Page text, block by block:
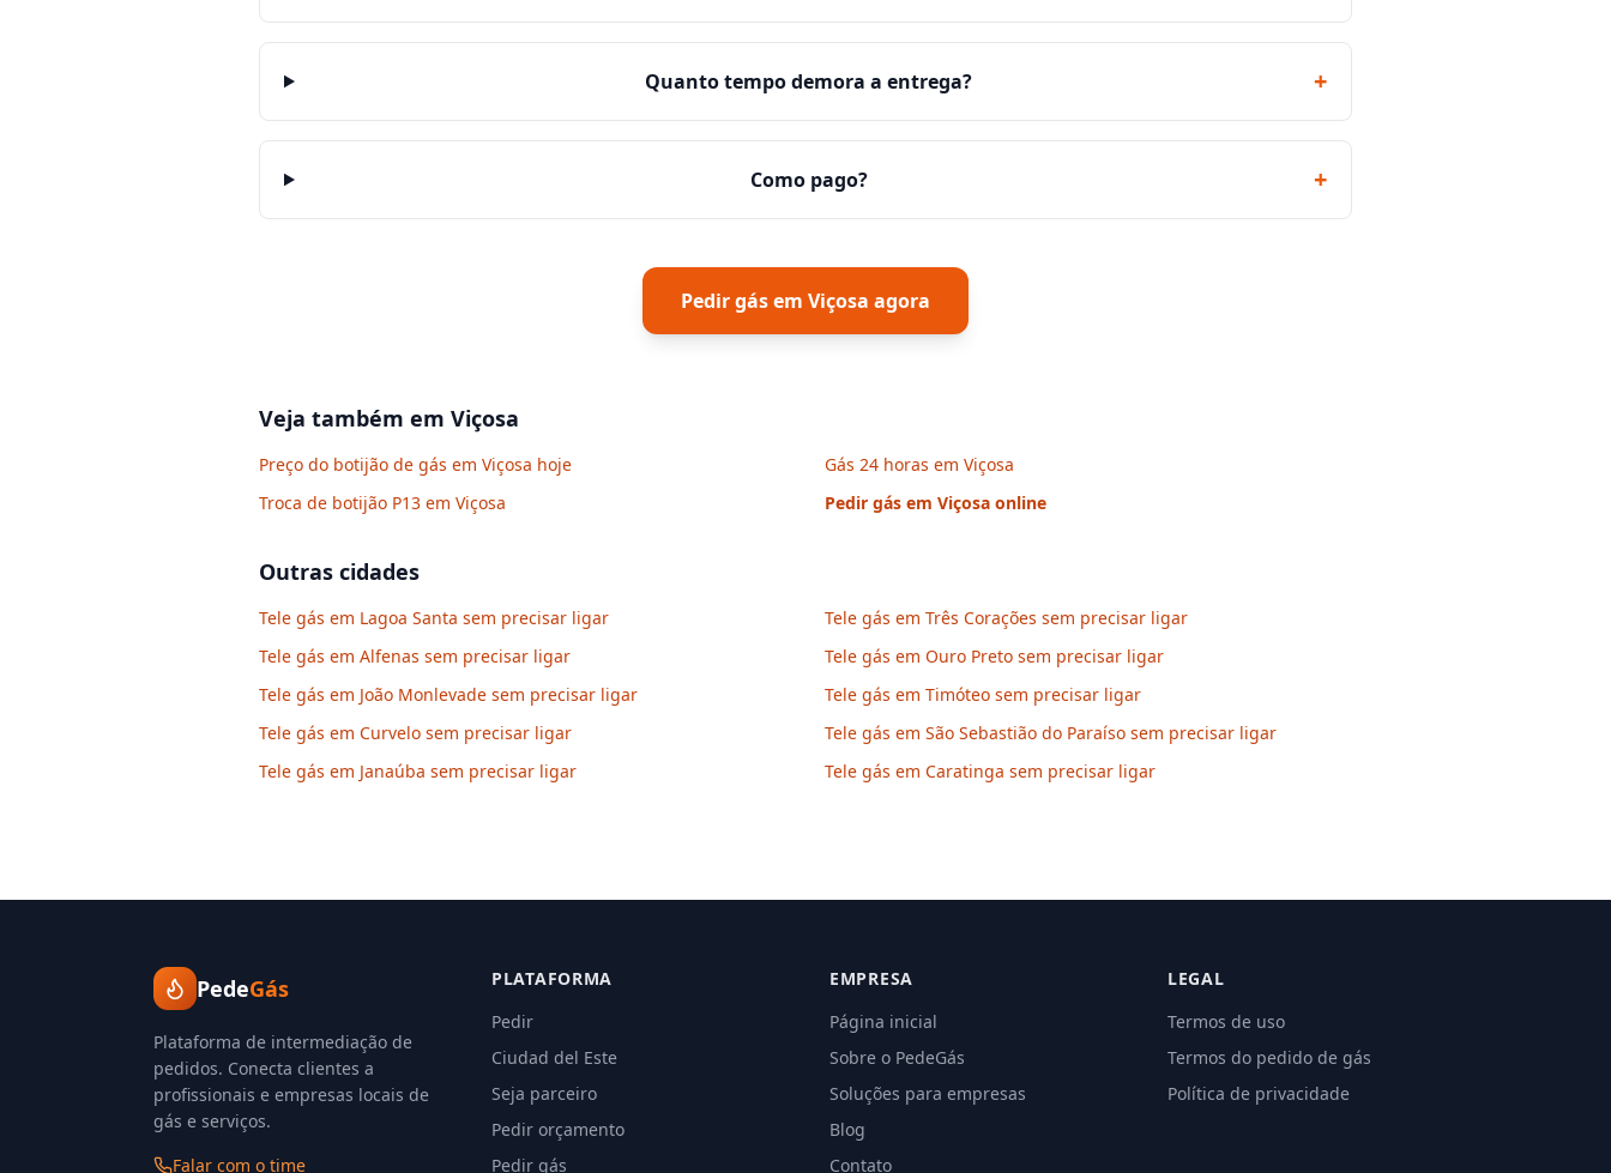
Quanto tempo demora a entrega? +
Como pago? +
Pedir gás em Viçosa agora
Veja também em Viçosa
Preço do botijão de gás em Viçosa hoje
Gás 24 horas em Viçosa
Troca de botijão P13 em Viçosa
Pedir gás em Viçosa online
Outras cidades
Tele gás em Lagoa Santa sem precisar ligar
Tele gás em Três Corações sem precisar ligar
Tele gás em Alfenas sem precisar ligar
Tele gás em Ouro Preto sem precisar ligar
Tele gás em João Monlevade sem precisar ligar
Tele gás em Timóteo sem precisar ligar
Tele gás em Curvelo sem precisar ligar
Tele gás em São Sebastião do Paraíso sem precisar ligar
Tele gás em Janaúba sem precisar ligar
Tele gás em Caratinga sem precisar ligar
PedeGás
Plataforma de intermediação de
pedidos. Conecta clientes a
profissionais e empresas locais de
gás e serviços.
Falar com o time
PLATAFORMA
Pedir
Ciudad del Este
Seja parceiro
Pedir orçamento
Pedir gás
EMPRESA
Página inicial
Sobre o PedeGás
Soluções para empresas
Blog
Contato
LEGAL
Termos de uso
Termos do pedido de gás
Política de privacidade